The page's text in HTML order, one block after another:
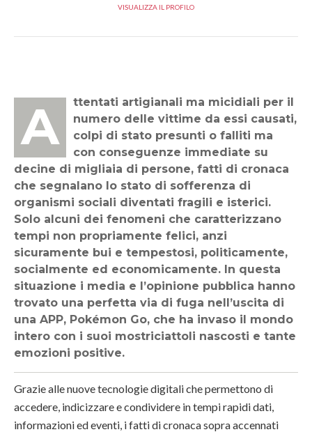
VISUALIZZA IL PROFILO
Attentati artigianali ma micidiali per il
numero delle vittime da essi causati,
colpi di stato presunti o falliti ma
con conseguenze immediate su
decine di migliaia di persone, fatti di cronaca
che segnalano lo stato di sofferenza di
organismi sociali diventati fragili e isterici.
Solo alcuni dei fenomeni che caratterizzano
tempi non propriamente felici, anzi
sicuramente bui e tempestosi, politicamente,
socialmente ed economicamente. In questa
situazione i media e l’opinione pubblica hanno
trovato una perfetta via di fuga nell’uscita di
una APP, Pokémon Go, che ha invaso il mondo
intero con i suoi mostriciattoli nascosti e tante
emozioni positive.
Grazie alle nuove tecnologie digitali che permettono di
accedere, indicizzare e condividere in tempi rapidi dati,
informazioni ed eventi, i fatti di cronaca sopra accennati